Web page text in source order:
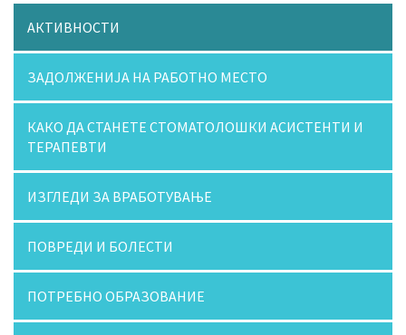
АКТИВНОСТИ
ЗАДОЛЖЕНИЈА НА РАБОТНО МЕСТО
КАКО ДА СТАНЕТЕ СТОМАТОЛОШКИ АСИСТЕНТИ И
ТЕРАПЕВТИ
ИЗГЛЕДИ ЗА ВРАБОТУВАЊЕ
ПОВРЕДИ И БОЛЕСТИ
ПОТРЕБНО ОБРАЗОВАНИЕ